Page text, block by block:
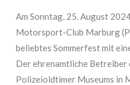
Am Sonntag, 25. August
Motorsport-Club Marburg
beliebtes Sommerfest mit
Der ehrenamtliche Betreiber
Polizeioldtimer Museums in